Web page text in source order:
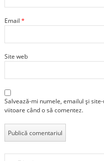
Email *
Site web
Salvează-mi numele, emailul și
viitoare când o să comentez.